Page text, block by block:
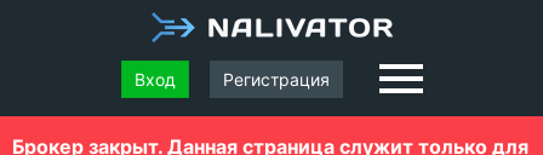
Вход Регистрация
Брокер закрыт. Данная страница служит только для